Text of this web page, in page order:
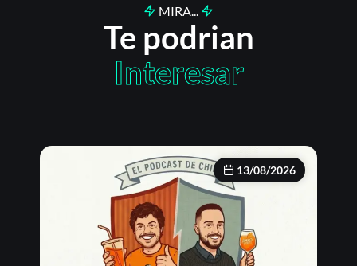
MIRA...
Te podrian
Interesar
13/08/2026